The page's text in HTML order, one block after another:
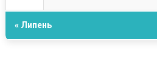
« Липень